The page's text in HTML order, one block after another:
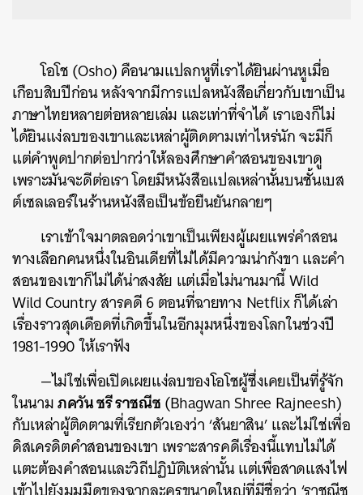
โอโช (Osho) คือนามแปลกหูที่เราได้ยินผ่านหูเมื่อ
เกือบสิบปีก่อน หลังจากมีการแปลหนังสือเกี่ยวกับเขาเป็น
ภาษาไทยหลายต่อหลายเล่ม และเท่าที่จำได้ เราเองก็ไม่
ได้ยินแง่ลบของเขาและเหล่าผู้ติดตามเท่าไหร่นัก จะมีก็
แต่คำพูดปากต่อปากว่าให้ลองศึกษาคำสอนของเขาดู
เพราะมันจะดีต่อเรา โดยมีหนังสือแปลเหล่านั้นบนชั้นเบส
ต์เซลเลอร์ในร้านหนังสือเป็นข้อยืนยันกลายๆ
เราเข้าใจมาตลอดว่าเขาเป็นเพียงผู้เผยแพร่คำสอน
ทางเลือกคนหนึ่งในอินเดียที่ไม่ได้มีความน่ากังขา และคำ
สอนของเขาก็ไม่ได้น่าสงสัย แต่เมื่อไม่นานมานี้ Wild
Wild Country สารคดี 6 ตอนที่ฉายทาง Netflix ก็ได้เล่า
เรื่องราวสุดเดือดที่เกิดขึ้นในอีกมุมหนึ่งของโลกในช่วงปี
1981-1990 ให้เราฟัง
—ไม่ใช่เพื่อเปิดเผยแง่ลบของโอโชผู้ซึ่งเคยเป็นที่รู้จัก
ในนามภควัน ชรี ราชณีช(Bhagwan Shree Rajneesh)
กับเหล่าผู้ติดตามที่เรียกตัวเองว่า ‘สันยาสิน’ และไม่ใช่เพื่อ
ดิสเครดิตคำสอนของเขา เพราะสารคดีเรื่องนี้แทบไม่ได้
แตะต้องคำสอนและวิถีปฏิบัติเหล่านั้น แต่เพื่อสาดแสงไฟ